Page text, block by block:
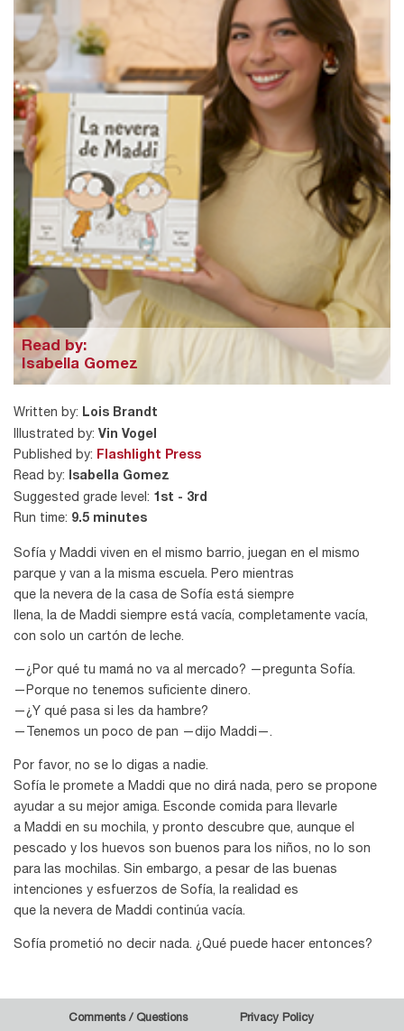
Read by:
Isabella Gomez
Written by: Lois Brandt
Illustrated by: Vin Vogel
Published by: Flashlight Press
Read by: Isabella Gomez
Suggested grade level: 1st - 3rd
Run time: 9.5 minutes
Sofía y Maddi viven en el mismo barrio, juegan en el mismo
parque y van a la misma escuela. Pero mientras
que la nevera de la casa de Sofía está siempre
llena, la de Maddi siempre está vacía, completamente vacía,
con solo un cartón de leche.
—¿Por qué tu mamá no va al mercado? —pregunta Sofía.
—Porque no tenemos suficiente dinero.
—¿Y qué pasa si les da hambre?
—Tenemos un poco de pan —dijo Maddi—.
Por favor, no se lo digas a nadie.
Sofía le promete a Maddi que no dirá nada, pero se propone
ayudar a su mejor amiga. Esconde comida para llevarle
a Maddi en su mochila, y pronto descubre que, aunque el
pescado y los huevos son buenos para los niños, no lo son
para las mochilas. Sin embargo, a pesar de las buenas
intenciones y esfuerzos de Sofía, la realidad es
que la nevera de Maddi continúa vacía.
Sofía prometió no decir nada. ¿Qué puede hacer entonces?
Comments / Questions Privacy Policy